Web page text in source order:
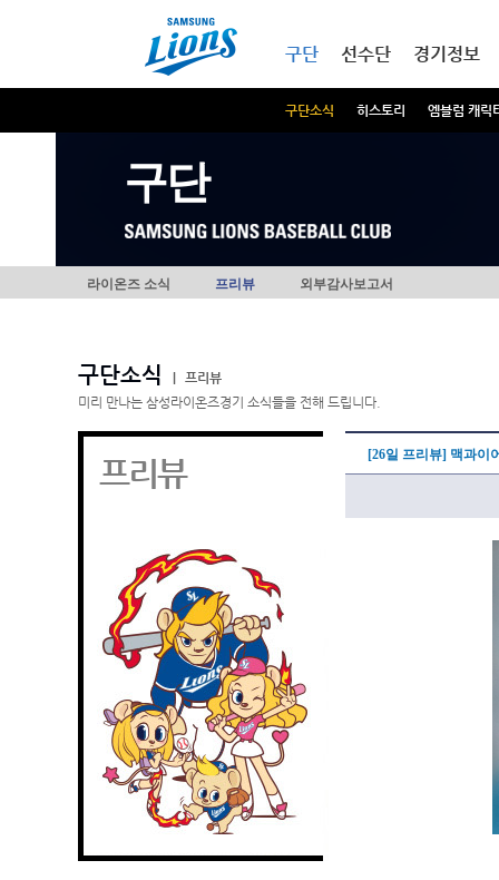
구단
구단소식 히스토리 엠블럼 캐릭
선수단 경기정보
구단
라이온즈 소식 프리뷰 외부감사보고서
구단소식
프리뷰
미리 만나는 삼성라이온즈경기 소식들을 전해 드립니다.
프리뷰 [26일 프리뷰] 맥과이